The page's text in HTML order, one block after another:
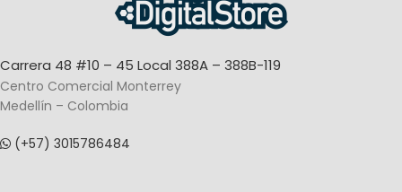
Carrera 48 #10 – 45 Local 388A – 388B-119
Centro Comercial Monterrey
Medellín – Colombia
(+57) 3015786484